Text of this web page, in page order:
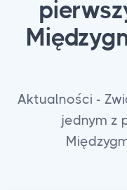
Aktualności -
jednym z